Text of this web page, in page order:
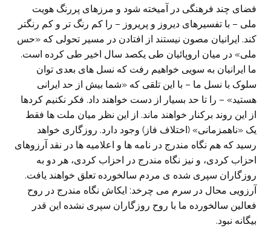
فضای چند فرهنگی در آمیخته شود و مرزهای پررنگ هویت
ملی – با تفسیرهای دیروز و پریروز – را کم رنگ تر و کم رنگتر
کند. ایرانیان مصون نیستند از افتادن در مسیر تحولی که «حس
ملی» در میان اروپائیان طی یکصد سال اخیر طی کرده است.
ما ایرانیان به سویی خواهیم رفت که نسل های بعدی توان
سلوک با نسل ما – با این تلقی که «شما بیش از حد ایرانی
هستید» – را تا حد بسیار از دست خواهند داد. فکر نکنیم کردها
از این روند برکنار خواهند ماند. از این نظر میان ملت ها فقط
یک «ناهمزمانی» (اختلاف فاز) وجود دارد. روزگاری خواهد
رسید که هم نگاه مندرج در نامه ها و اعلامیه ها در نقد آرزوهای
احزاب کردی، و نیز نگاه مندرج در احزاب کردی، هر دو به
روزگاران سپری شده ی مردم سالخورده تعلق خواهند یافت.
آرزویی محال در سرم می چرخد: ایکاش نگاه مندرج در روح
فعالین سالخورده ما با روح روزگاران سپری نشده این قدر
بیگانه نبود.